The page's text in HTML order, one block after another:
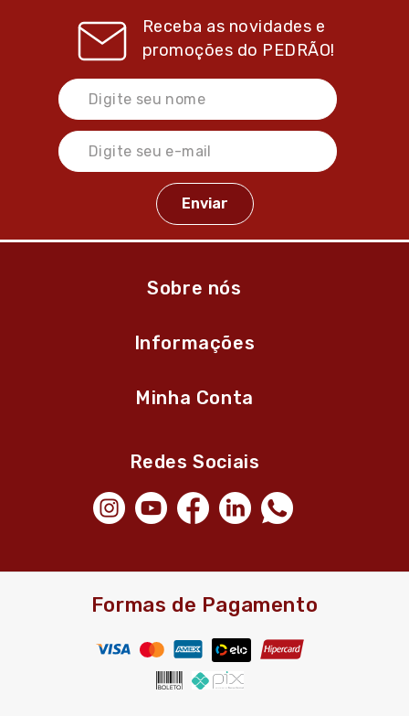
Receba as novidades e
promoções do PEDRÃO!
Sobre nós
Informações
Minha Conta
Redes Sociais
Formas de Pagamento